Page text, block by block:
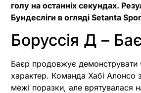
голу на останніх секундах.
Бундесліги в огляді Setanta
Боруссія Д –
Баєр продовжує демонструвати
характер. Команда Хабі Алонсо
межі поразки, але врятувалася